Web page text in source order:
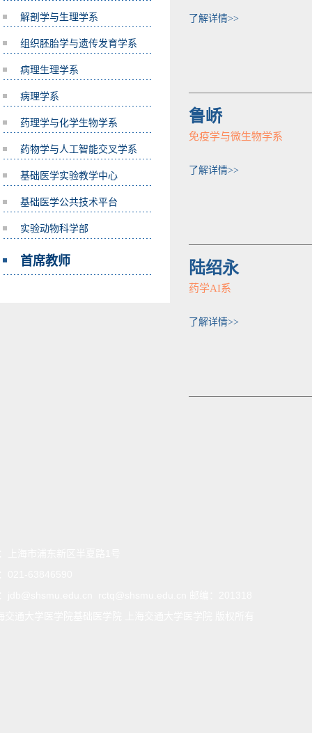
解剖学与生理学系
组织胚胎学与遗传发育学系
病理生理学系
病理学系
药理学与化学生物学系
药物学与人工智能交叉学系
基础医学实验教学中心
基础医学公共技术平台
实验动物科学部
首席教师
了解详情>>
鲁峤
免疫学与微生物学系
了解详情>>
陆绍永
药学AI系
了解详情>>